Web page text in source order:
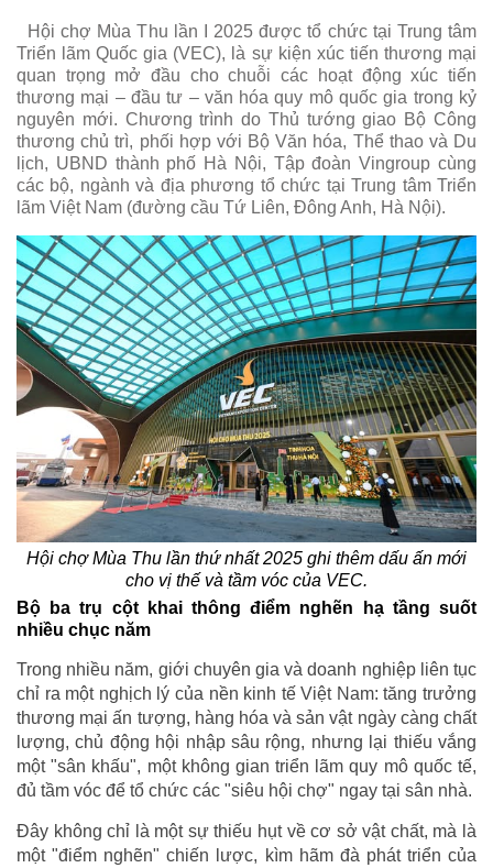
Hội chợ Mùa Thu lần I 2025 được tổ chức tại Trung tâm
Triển lãm Quốc gia (VEC), là sự kiện xúc tiến thương mại
quan trọng mở đầu cho chuỗi các hoạt động xúc tiến
thương mại – đầu tư – văn hóa quy mô quốc gia trong kỷ
nguyên mới. Chương trình do Thủ tướng giao Bộ Công
thương chủ trì, phối hợp với Bộ Văn hóa, Thể thao và Du
lịch, UBND thành phố Hà Nội, Tập đoàn Vingroup cùng
các bộ, ngành và địa phương tổ chức tại Trung tâm Triển
lãm Việt Nam (đường cầu Tứ Liên, Đông Anh, Hà Nội).
Hội chợ Mùa Thu lần thứ nhất 2025 ghi thêm dấu ấn mới
cho vị thế và tầm vóc của VEC.
Bộ ba trụ cột khai thông điểm nghẽn hạ tầng suốt
nhiều chục năm
Trong nhiều năm, giới chuyên gia và doanh nghiệp liên tục
chỉ ra một nghịch lý của nền kinh tế Việt Nam: tăng trưởng
thương mại ấn tượng, hàng hóa và sản vật ngày càng chất
lượng, chủ động hội nhập sâu rộng, nhưng lại thiếu vắng
một "sân khấu", một không gian triển lãm quy mô quốc tế,
đủ tầm vóc để tổ chức các "siêu hội chợ" ngay tại sân nhà.
Đây không chỉ là một sự thiếu hụt về cơ sở vật chất, mà là
một "điểm nghẽn" chiến lược, kìm hãm đà phát triển của